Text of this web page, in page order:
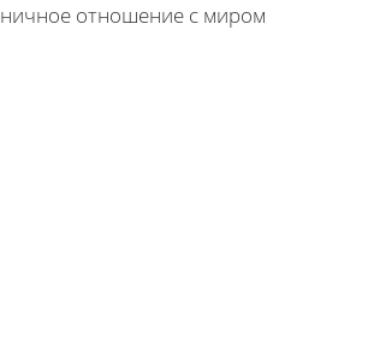
отношение с миром